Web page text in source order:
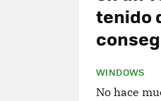
tenido
WINDOWS
No hace